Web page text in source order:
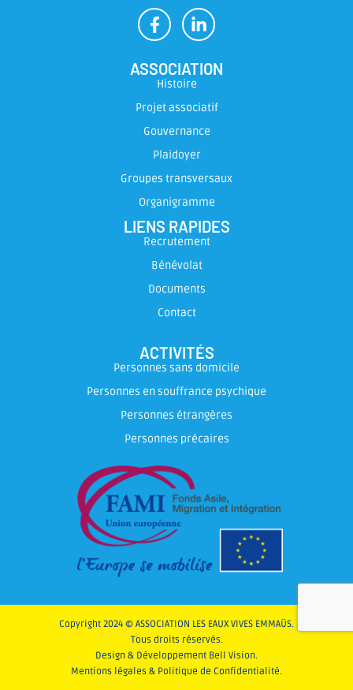
ASSOCIATION
Histoire
Projet associatif
Gouvernance
Plaidoyer
Groupes transversaux
Organigramme
LIENS RAPIDES
Recrutement
Bénévolat
Documents
Contact
ACTIVITÉS
Personnes sans domicile
Personnes en souffrance psychique
Personnes étrangères
Personnes précaires
Copyright 2024 © ASSOCIATION LES EAUX VIVES EMMAÜS.
Tous droits réservés.
Design & Développement Bell Vision.
Mentions légales & Politique de Confidentialité.